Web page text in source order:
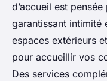
d’accueil est
garantissant
espaces extérieurs
pour accueillir vos
Des services